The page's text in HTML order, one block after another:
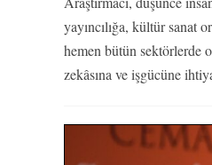
yayıncılığa, kültür sanat
hemen bütün sektörlerde
zekâsına ve işgücüne